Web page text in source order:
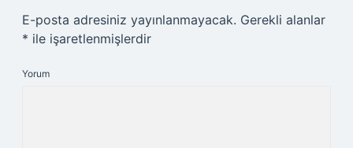
E-posta adresiniz yayınlanmayacak. Gerekli alanlar
* ile işaretlenmişlerdir
Yorum